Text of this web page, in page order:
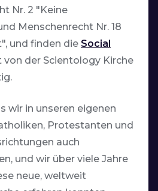
Nr. 2 "Keine
Menschenrecht Nr. 18
und finden die Social
von der Scientology Kirche
wir in unseren eigenen
Protestanten und
auch
und wir über viele Jahre
neue, weltweit